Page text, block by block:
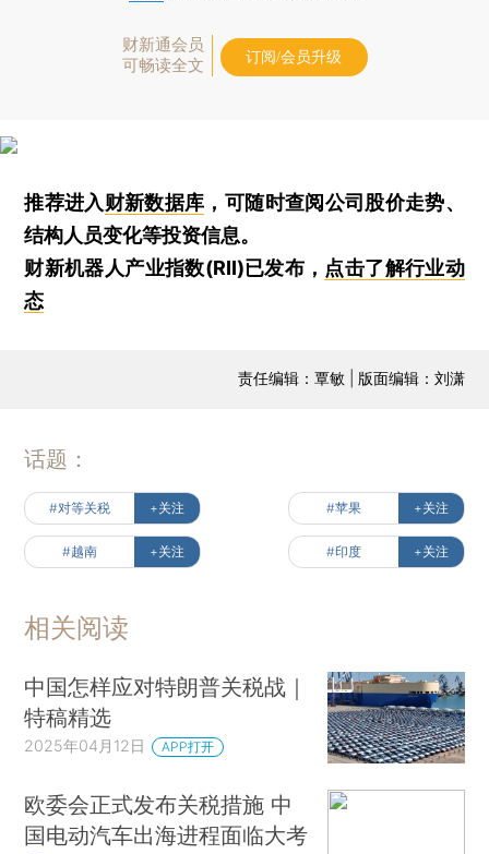
财新通会员
可畅读全文
订阅/会员升级
推荐进入财新数据库 ，可随时查阅公司股价走势、
结构人员变化等投资信息。
财新机器人产业指数(RII)已发布， 点击了解行业动
态
责任编辑：覃敏 | 版面编辑：刘潇
话题：
#对等关税 +关注 #苹果 +关注
#越南 +关注 #印度 +关注
相关阅读
中国怎样应对特朗普关税战｜
特稿精选
2025年04月12日 APP打开
欧委会正式发布关税措施 中
国电动汽车出海进程面临大考